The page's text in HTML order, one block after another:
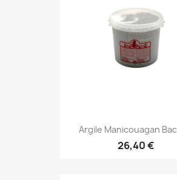
Argile Manicouagan
26,40 €